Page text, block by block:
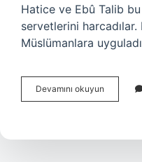
Hatice ve Ebû Talib bu
servetlerini
Müslümanlara
Devamını okuyun
Ne
Tarih